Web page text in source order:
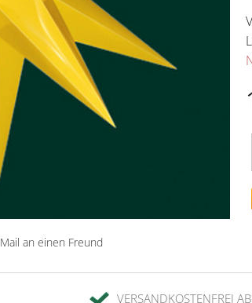
an einen Freund
VERSANDKOSTENFREI